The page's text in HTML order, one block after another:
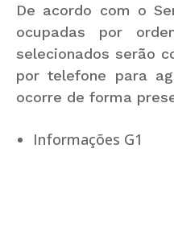
De acordo com o
ocupadas por
selecionados serão
por telefone para
ocorre de forma
Informações G1